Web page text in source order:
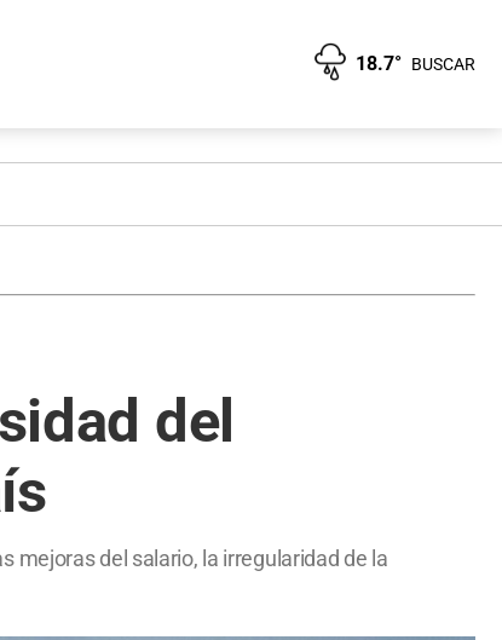
18.7° BUSCAR
del
mejoras del salario, la irregularidad de la